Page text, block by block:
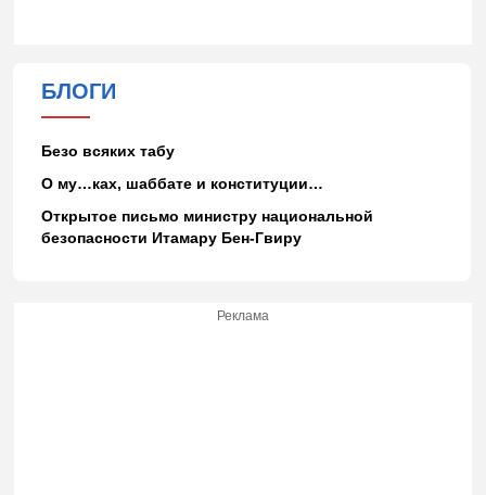
БЛОГИ
Безо всяких табу
О му…ках, шаббате и конституции…
Открытое письмо министру национальной
безопасности Итамару Бен-Гвиру
Реклама